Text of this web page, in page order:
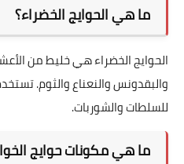
ما هي الحوايج الخضراء؟
الحوايج الخضراء هي خليط من
والبقدونس والنعناع والثوم.
للسلطات والشوربات.
ما هي مكونات حوايج